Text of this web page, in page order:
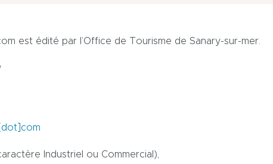
est édité par l’Office de Tourisme de Sanary-sur-mer.
Industriel ou Commercial),